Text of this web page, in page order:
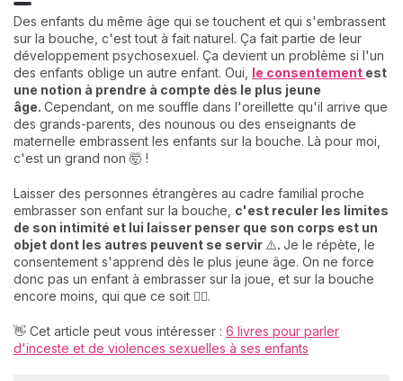
Des enfants du même âge qui se touchent et qui s'embrassent
sur la bouche, c'est tout à fait naturel. Ça fait partie de leur
développement psychosexuel. Ça devient un problème si l'un
des enfants oblige un autre enfant. Oui, le consentement est
une notion à prendre à compte dès le plus jeune
âge. Cependant, on me souffle dans l'oreillette qu'il arrive que
des grands-parents, des nounous ou des enseignants de
maternelle embrassent les enfants sur la bouche. Là pour moi,
c'est un grand non 🤯 !
Laisser des personnes étrangères au cadre familial proche
embrasser son enfant sur la bouche, c'est reculer les limites
de son intimité et lui laisser penser que son corps est un
objet dont les autres peuvent se servir ⚠️. Je le répète, le
consentement s'apprend dès le plus jeune âge. On ne force
donc pas un enfant à embrasser sur la joue, et sur la bouche
encore moins, qui que ce soit 🙅‍♀️.
👋 Cet article peut vous intéresser : 6 livres pour parler
d'inceste et de violences sexuelles à ses enfants